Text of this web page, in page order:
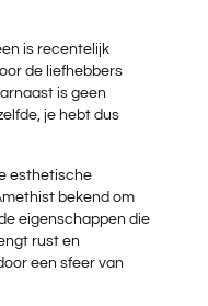
is recentelijk
de liefhebbers
is geen
je hebt dus
esthetische
bekend om
eigenschappen die
rust en
een sfeer van